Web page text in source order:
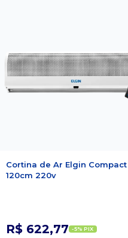
Cortina de Ar Elgin Compact
120cm 220v
R$ 622,77 -5% PIX